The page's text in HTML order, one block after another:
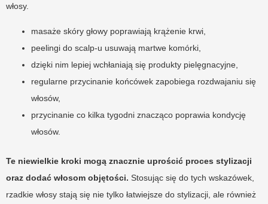
włosy.
masaże skóry głowy poprawiają krążenie krwi,
peelingi do scalp-u usuwają martwe komórki,
dzięki nim lepiej wchłaniają się produkty pielęgnacyjne,
regularne przycinanie końcówek zapobiega rozdwajaniu się
włosów,
przycinanie co kilka tygodni znacząco poprawia kondycję
włosów.
Te niewielkie kroki mogą znacznie uprościć proces stylizacji
oraz dodać włosom objętości. Stosując się do tych wskazówek,
rzadkie włosy stają się nie tylko łatwiejsze do stylizacji, ale również